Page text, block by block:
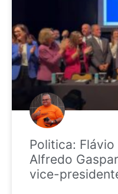
Politica:
Alfredo
vice-